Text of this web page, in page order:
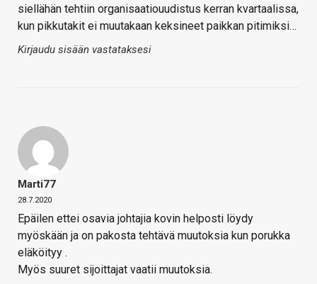
siellähän tehtiin organisaatiouudistus kerran kvartaalissa,
kun pikkutakit ei muutakaan keksineet paikkan pitimiksi…
Kirjaudu sisään vastataksesi
Marti77
28.7.2020
Epäilen ettei osavia johtajia kovin helposti löydy
myöskään ja on pakosta tehtävä muutoksia kun porukka
eläköityy .
Myös suuret sijoittajat vaatii muutoksia.